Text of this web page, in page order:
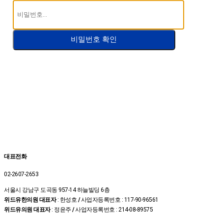
비밀번호 확인
대표전화
02-2607-2653
서울시 강남구 도곡동 957-14 하늘빌딩 6층
위드유한의원 대표자: 한성호 /사업자등록번호 : 117-90-96561
위드유의원 대표자: 정윤주 /사업자등록번호 : 214-08-89575